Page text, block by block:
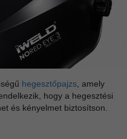
hegesztőpajzs, amely
hogy a hegesztési
és kényelmet biztosítson.